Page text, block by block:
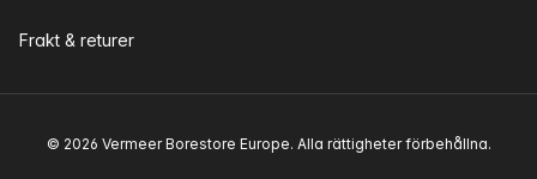
Frakt & returer
© 2026 Vermeer Borestore Europe. Alla rättigheter förbehållna.